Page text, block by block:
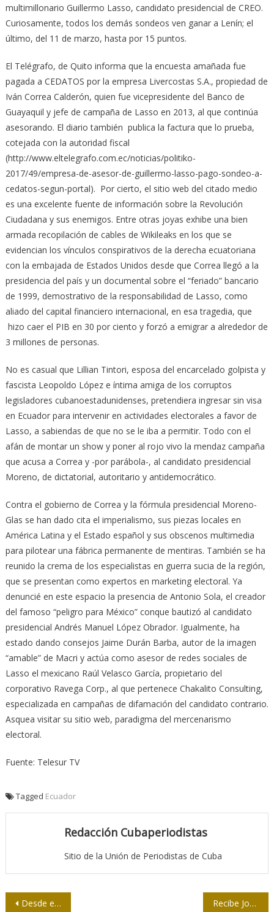
multimillonario Guillermo Lasso, candidato presidencial de CREO.
Curiosamente, todos los demás sondeos ven ganar a Lenín; el
último, del 11 de marzo, hasta por 15 puntos.
El Telégrafo, de Quito informa que la encuesta amañada fue
pagada a CEDATOS por la empresa Livercostas S.A., propiedad de
Iván Correa Calderón, quien fue vicepresidente del Banco de
Guayaquil y jefe de campaña de Lasso en 2013, al que continúa
asesorando. El diario también publica la factura que lo prueba,
cotejada con la autoridad fiscal
(http://www.eltelegrafo.com.ec/noticias/politiko-
2017/49/empresa-de-asesor-de-guillermo-lasso-pago-sondeo-a-
cedatos-segun-portal). Por cierto, el sitio web del citado medio
es una excelente fuente de información sobre la Revolución
Ciudadana y sus enemigos. Entre otras joyas exhibe una bien
armada recopilación de cables de Wikileaks en los que se
evidencian los vínculos conspirativos de la derecha ecuatoriana
con la embajada de Estados Unidos desde que Correa llegó a la
presidencia del país y un documental sobre el “feriado” bancario
de 1999, demostrativo de la responsabilidad de Lasso, como
aliado del capital financiero internacional, en esa tragedia, que
hizo caer el PIB en 30 por ciento y forzó a emigrar a alrededor de
3 millones de personas.
No es casual que Lillian Tintori, esposa del encarcelado golpista y
fascista Leopoldo López e íntima amiga de los corruptos
legisladores cubanoestadunidenses, pretendiera ingresar sin visa
en Ecuador para intervenir en actividades electorales a favor de
Lasso, a sabiendas de que no se le iba a permitir. Todo con el
afán de montar un show y poner al rojo vivo la mendaz campaña
que acusa a Correa y -por parábola-, al candidato presidencial
Moreno, de dictatorial, autoritario y antidemocrático.
Contra el gobierno de Correa y la fórmula presidencial Moreno-
Glas se han dado cita el imperialismo, sus piezas locales en
América Latina y el Estado español y sus obscenos multimedia
para pilotear una fábrica permanente de mentiras. También se ha
reunido la crema de los especialistas en guerra sucia de la región,
que se presentan como expertos en marketing electoral. Ya
denuncié en este espacio la presencia de Antonio Sola, el creador
del famoso “peligro para México” conque bautizó al candidato
presidencial Andrés Manuel López Obrador. Igualmente, ha
estado dando consejos Jaime Durán Barba, autor de la imagen
“amable” de Macri y actúa como asesor de redes sociales de
Lasso el mexicano Raúl Velasco García, propietario del
corporativo Ravega Corp., al que pertenece Chakalito Consulting,
especializada en campañas de difamación del candidato contrario.
Asquea visitar su sitio web, paradigma del mercenarismo
electoral.
Fuente: Telesur TV
Tagged Ecuador
Redacción Cubaperiodistas
Sitio de la Unión de Periodistas de Cuba
Navegación
Desde el periodismo: Aprender de los jóvenes ¿por qué no? Recibe Joaquín Borges-Triana Premio de Periodismo Cultural